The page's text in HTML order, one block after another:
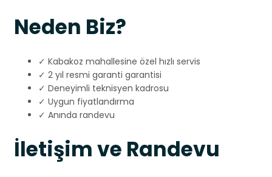
Neden Biz?
✓ Kabakoz mahallesine özel hızlı servis
✓ 2 yıl resmi garanti garantisi
✓ Deneyimli teknisyen kadrosu
✓ Uygun fiyatlandırma
✓ Anında randevu
İletişim ve Randevu